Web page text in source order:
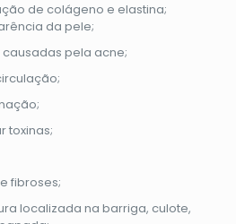
de colágeno e elastina;
da pele;
pela acne;
toxinas;
fibroses;
localizada na barriga, culote,